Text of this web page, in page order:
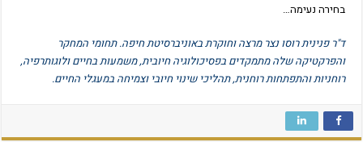
בחירה נעימה…
ד"ר פנינית רוסו נצרמרצה וחוקרת באוניברסיטת חיפה. תחומי המחקר
והפרקטיקה שלה מתמקדים בפסיכולוגיה חיובית, משמעות בחיים ולוגותרפיה,
רוחניות והתפתחות רוחנית, תהליכי שינוי חיובי וצמיחה במעגלי החיים.